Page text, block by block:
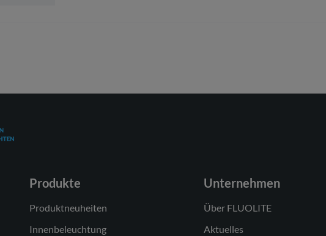
Produkte
Produktneuheiten
Innenbeleuchtung
Unternehmen
Über FLUOLITE
Aktuelles